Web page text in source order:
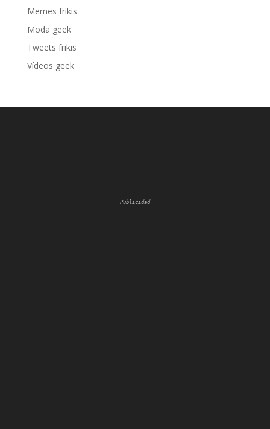
Memes frikis
Moda geek
Tweets frikis
Vídeos geek
Publicidad